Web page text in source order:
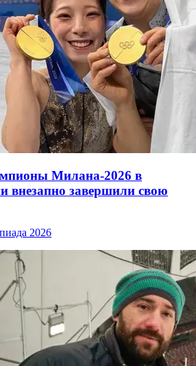
Милана-2026 в
внезапно завершили свою
2026